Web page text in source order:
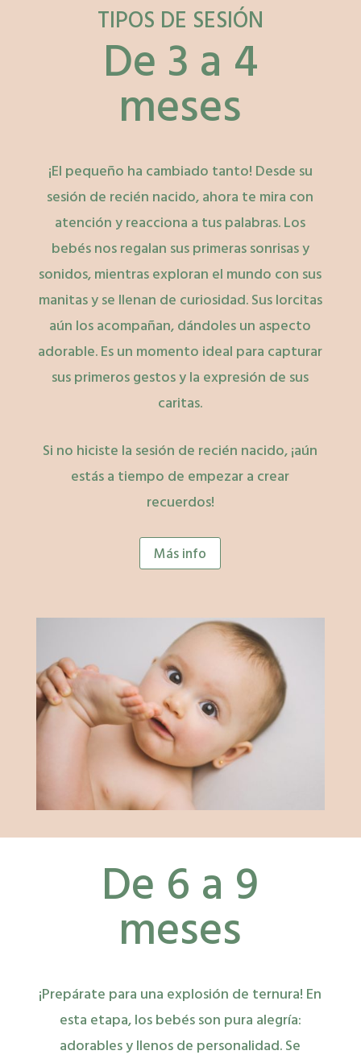
TIPOS DE SESIÓN
De 3 a 4
meses
¡El pequeño ha cambiado tanto! Desde su
sesión de recién nacido, ahora te mira con
atención y reacciona a tus palabras. Los
bebés nos regalan sus primeras sonrisas y
sonidos, mientras exploran el mundo con sus
manitas y se llenan de curiosidad. Sus lorcitas
aún los acompañan, dándoles un aspecto
adorable. Es un momento ideal para capturar
sus primeros gestos y la expresión de sus
caritas.
Si no hiciste la sesión de recién nacido, ¡aún
estás a tiempo de empezar a crear
recuerdos!
Más info
De 6 a 9
meses
¡Prepárate para una explosión de ternura! En
esta etapa, los bebés son pura alegría:
adorables y llenos de personalidad. Se